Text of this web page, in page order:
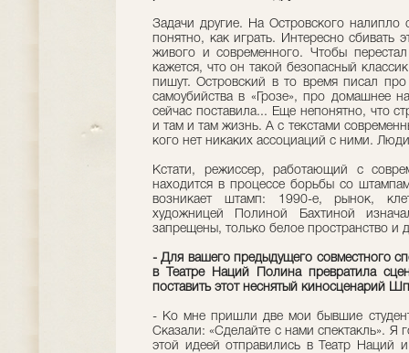
Задачи другие. На Островского
понятно, как играть. Интересно сбивать
живого и современного. Чтобы
кажется, что он такой безопасный
пишут. Островский в то время писал
самоубийства в «Грозе», про домашнее
сейчас поставила... Еще непонятно, что
и там и там жизнь. А с текстами
кого нет никаких ассоциаций с ними.
Кстати, режиссер, работающий с
находится в процессе борьбы со
возникает штамп: 1990-е, рынок,
художницей Полиной Бахтиной
запрещены, только белое пространство и
- Для вашего предыдущего совместного
в Театре Наций Полина превратила
поставить этот неснятый киносценарий
- Ко мне пришли две мои бывшие
Сказали: «Сделайте с нами спектакль». Я
этой идеей отправились в Театр Наций